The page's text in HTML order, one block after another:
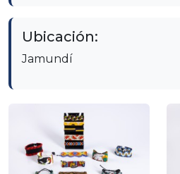
Ubicación:
Jamundí